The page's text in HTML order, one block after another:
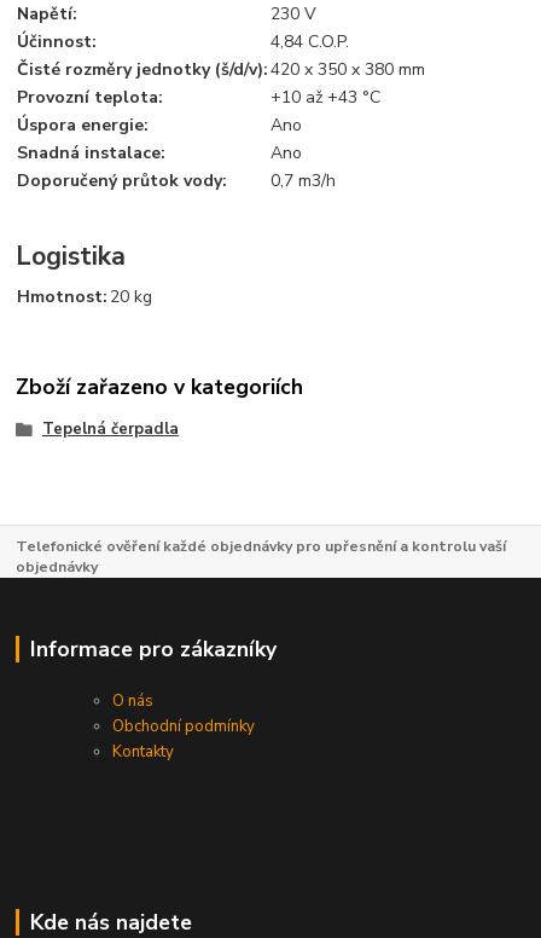
Napětí:
230 V
Účinnost:
4,84 C.O.P.
Čisté rozměry jednotky (š/d/v):420 x 350 x 380 mm
Provozní teplota:
+10 až +43 °C
Úspora energie:
Ano
Snadná instalace:
Ano
Doporučený průtok vody:
0,7 m3/h
Logistika
Hmotnost: 20 kg
Zboží zařazeno v kategoriích
Tepelná čerpadla
Telefonické ověření každé objednávky pro upřesnění a kontrolu vaší
objednávky
Informace pro zákazníky
O nás
Obchodní podmínky
Kontakty
Kde nás najdete